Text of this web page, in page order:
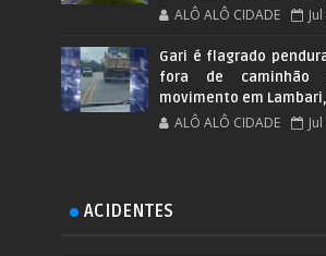
ALÔ ALÔ CIDADE
Gari é flagrado
fora de
movimento em Lambari,
ALÔ ALÔ CIDADE
ACIDENTES